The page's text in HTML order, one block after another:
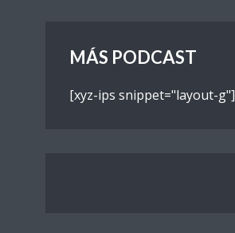
MÁS PODCAST
[xyz-ips snippet="layout-g"]